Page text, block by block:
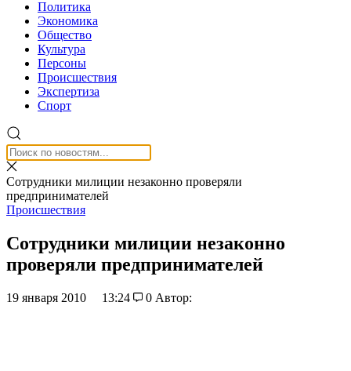
Политика
Экономика
Общество
Культура
Персоны
Происшествия
Экспертиза
Спорт
Сотрудники милиции незаконно проверяли
предпринимателей
Происшествия
Сотрудники милиции незаконно
проверяли предпринимателей
19 января 2010 13:24 0 Автор: